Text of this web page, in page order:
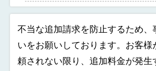
不当な追加請求を防止するため、
いをお願いしております。お客様
頼されない限り、追加料金が発生